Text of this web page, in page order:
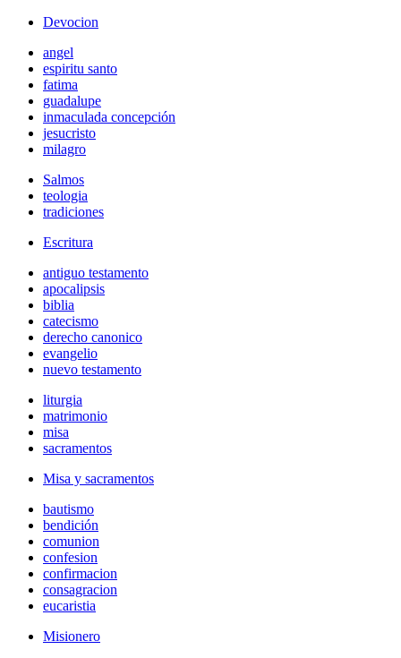
Devocion
angel
espiritu santo
fatima
guadalupe
inmaculada concepción
jesucristo
milagro
Salmos
teologia
tradiciones
Escritura
antiguo testamento
apocalipsis
biblia
catecismo
derecho canonico
evangelio
nuevo testamento
liturgia
matrimonio
misa
sacramentos
Misa y sacramentos
bautismo
bendición
comunion
confesion
confirmacion
consagracion
eucaristia
Misionero